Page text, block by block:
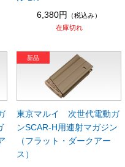
6,380円
（税込み）
在庫切れ
東京マルイ 次世代電動ガ
ンSCAR-H用連射マガジン
（フラット・ダークアー
ス）